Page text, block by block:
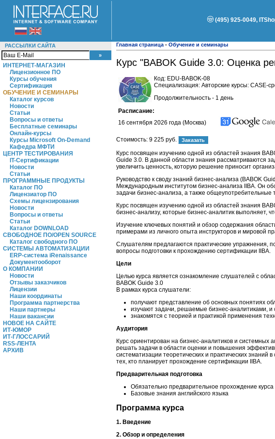
(495) 925-0049,
РАССЫЛКИ САЙТА
ИНТЕРНЕТ-МАГАЗИН
Лицензионное ПО
Курсы обучения
Сертификация
ОБУЧЕНИЕ И СЕМИНАРЫ
Каталог курсов
Новости
Статьи
Вопросы и ответы
Бесплатные семинары
Онлайн-курсы
Курсы Microsoft On-Demand
Кафедра МФТИ
ЦЕНТР ТЕСТИРОВАНИЯ
IT-Сертификации
Новости
Статьи
ПРОГРАММНЫЕ ПРОДУКТЫ
Каталог ПО
Лицензиатор ПО
Схемы лицензирования
Новости
Вопросы и ответы
Статьи
Каталог DOWNLOAD
СВОБОДНОЕ ПО/OPEN SOURCE
Каталог свободного ПО
СИСТЕМЫ АВТОМАТИЗАЦИИ
ERP-система iRenaissance
Документооборот
О КОМПАНИИ
Новости
Отзывы заказчиков
Лицензии
Наши координаты
Программа партнерства
Наши партнеры
Наши вакансии
НОВОЕ НА САЙТЕ
ИТ-ЮМОР
ИТ-ГЛОССАРИЙ
RSS-ЛЕНТА
АРХИВ
Главная страница - Обучение и семинары
Курс "BABOK Guide 3.0: Оценка
Код: EDU-BABOK-08
Специализация: Авторские курсы: CASE-
Продолжительность - 1 день
Расписание:
16 сентября 2026 года (Москва)
Стоимость: 9 225 руб.
Курс посвящен изучению одной из областей знания
Guide 3.0. В данной области знания рассматриваются
увеличить ценность, которую решение приносит
Руководство к своду знаний бизнес-анализа (BABOK
Международным институтом бизнес-анализа IIBA. Он
задачи бизнес-анализа, а также общеупотребительные
Курс посвящен изучению одной из областей знания
бизнес-анализу, которые бизнес-аналитик выполняет,
Изучение ключевых понятий и обзор содержания
примерами из личного опыта инструкторов и мировой
Слушателям предлагаются практические упражнения,
вопросы подготовки к прохождению сертификации IIBA.
Цели
Целью курса является ознакомление слушателей с
BABOK Guide 3.0
В рамках курса слушатели:
получают представление об основных понятиях
изучают задачи, решаемые бизнес-аналитиками,
знакомятся с теорией и практикой применения
Аудитория
Курс ориентирован на бизнес-аналитиков и системных
решать задачи в области оценки и повышения
систематизации теоретических и практических
тех, кто планирует прохождение сертификации IIBA.
Предварительная подготовка
Обязательно предварительное прохождение курса
Базовые знания английского языка
Программа курса
1. Введение
2. Обзор и определения